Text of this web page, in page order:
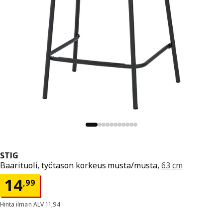
STIG
Baarituoli, työtason korkeus musta/musta, 63 cm
14,99
Hinta 14,99
Hinta ilman ALV 11,94